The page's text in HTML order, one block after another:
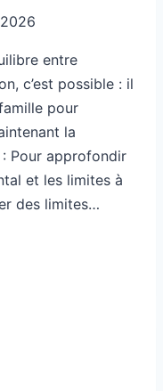
entre
c’est possible : il
pour
la
Pour approfondir
et les limites à
des limites…